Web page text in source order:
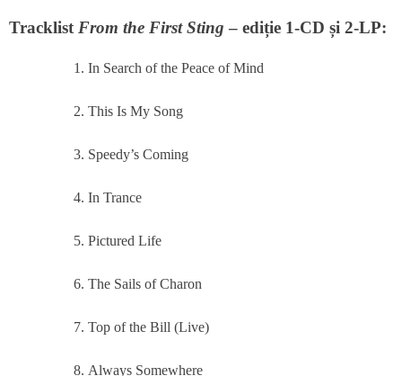
Tracklist From the First Sting – ediție 1-CD și 2-LP:
In Search of the Peace of Mind
This Is My Song
Speedy’s Coming
In Trance
Pictured Life
The Sails of Charon
Top of the Bill (Live)
Always Somewhere